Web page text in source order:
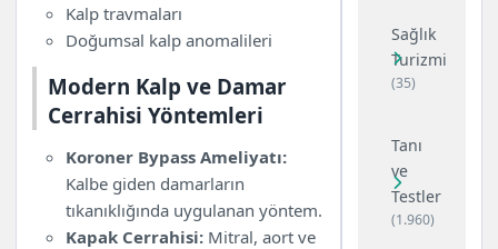
Kalp travmaları
Doğumsal kalp anomalileri
Modern Kalp ve Damar
Cerrahisi Yöntemleri
Koroner Bypass Ameliyatı:
Kalbe giden damarların
tıkanıklığında uygulanan yöntem.
Kapak Cerrahisi: Mitral, aort ve
Sağlık
Turizmi
(35)
Tanı
ve
Testler
(1.960)